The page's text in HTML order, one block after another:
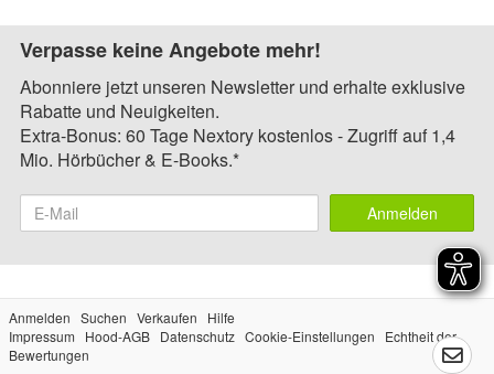
Verpasse keine Angebote mehr!
Abonniere jetzt unseren Newsletter und erhalte exklusive
Rabatte und Neuigkeiten.
Extra-Bonus: 60 Tage Nextory kostenlos - Zugriff auf 1,4
Mio. Hörbücher & E-Books.*
Anmelden
Anmelden Suchen Verkaufen
Hilfe
Impressum
Hood-AGB Datenschutz Cookie-Einstellungen
Echtheit der
Bewertungen